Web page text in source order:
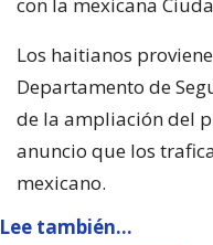
Los haitianos
Departamento de
de la ampliación del
anuncio que los
mexicano.
Lee también...